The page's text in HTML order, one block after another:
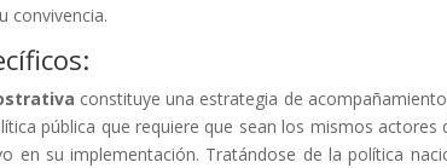
convivencia.
constituye una estrategia de
pública que requiere que sean los mismos actores
en su implementación. Tratándose de la política